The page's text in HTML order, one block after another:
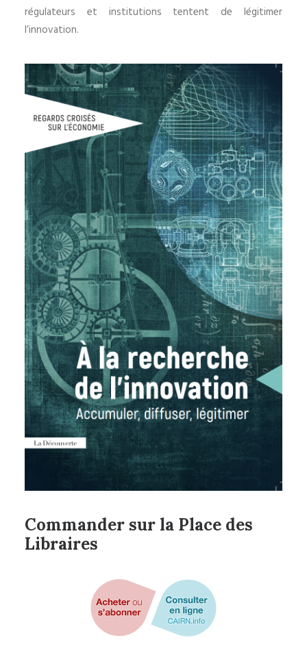
régulateurs et institutions tentent de légitimer
l’innovation.
Commander sur la Place des
Libraires